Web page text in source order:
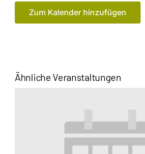
Zum Kalender hinzufügen
Ähnliche Veranstaltungen